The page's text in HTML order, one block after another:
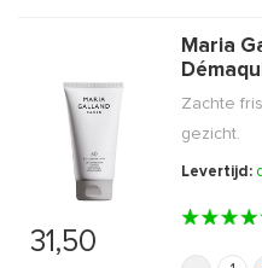
31,50
Maria
Zachte
gezicht.
Levertijd: